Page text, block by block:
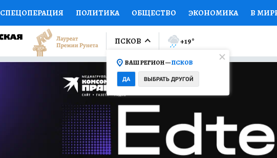
СПЕЦОПЕРАЦИЯ ПОЛИТИКА ОБЩЕСТВО ЭКОНОМИКА В
НАУКА СПОРТ КОЛУМНИСТЫ ПРОИСШЕСТВИЯ
ДОКТОР ФИНАНСЫ ОТКРЫВАЕМ МИР Я ЗНАЮ СЕМЬЯ
ПРОГНОЗЫ НА СПОРТ ПРОМОКОДЫ СЕРИАЛЫ
ТЕЛЕВИЗОР КОЛЛЕКЦИИ КОНКУРСЫ
НОВОЕ НА САЙТЕ
ПСКОВ
ВАШ РЕГИОН —ПСКОВ
ДА ВЫБРАТЬ ДРУГОЙ
+19°